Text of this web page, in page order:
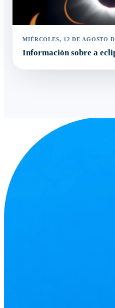
MIÉRCOLES, 12 DE AGOSTO
Información sobre a